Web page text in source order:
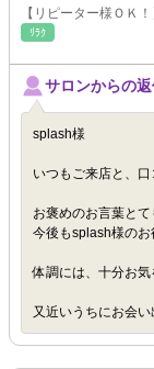
【リピーター様ＯＫ
ﾘﾗｸ
サロンからの
splash様
いつもご来店と、
お褒めのお言葉と
今後もsplash様の
体調には、十分お
又近いうちにお会